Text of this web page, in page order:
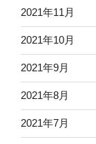
2021年11月
2021年10月
2021年9月
2021年8月
2021年7月